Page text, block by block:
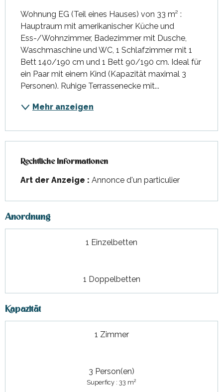
Wohnung EG (Teil eines Hauses) von 33 m² :
Hauptraum mit amerikanischer Küche und
Ess-/Wohnzimmer, Badezimmer mit Dusche,
Waschmaschine und WC, 1 Schlafzimmer mit 1
Bett 140/190 cm und 1 Bett 90/190 cm. Ideal für
ein Paar mit einem Kind (Kapazität maximal 3
Personen). Ruhige Terrassenecke mit...
Mehr anzeigen
Rechtliche Informationen
Rechtliche Informationen
Art der Anzeige : Annonce d'un particulier
Anordnung
1 Einzelbetten
1 Doppelbetten
Kapazität
1 Zimmer
3 Person(en)
Superficy : 33 m2